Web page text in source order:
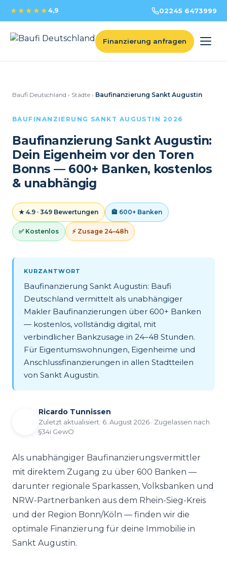
★★★★★ 4,9 02245 6473999
Finanzierung anfragen
Baufi Deutschland › Städte › Baufinanzierung Sankt Augustin
BAUFINANZIERUNG SANKT AUGUSTIN 2026
Baufinanzierung Sankt Augustin:
Dein Eigenheim vor den Toren
Bonns — 600+ Banken, kostenlos
& unabhängig
★ 4.9 · 349 Bewertungen 🏦 600+ Banken
✅ Kostenlos ⚡ Zusage 24–48h
KURZANTWORT
Baufinanzierung Sankt Augustin: Baufi
Deutschland vermittelt als unabhängiger
Makler Baufinanzierungen über 600+ Banken
— kostenlos, vollständig digital, mit
verbindlicher Bankzusage in 24–48 Stunden.
Für Eigentumswohnungen, Eigenheime und
Anschlussfinanzierungen in allen Stadtteilen
von Sankt Augustin.
Ricardo Tunnissen
Zuletzt aktualisiert: 6. August 2026 · Zugelassen nach
§34i GewO
Als unabhängiger Baufinanzierungsvermittler
mit direktem Zugang zu über 600 Banken —
darunter regionale Sparkassen, Volksbanken und
NRW-Partnerbanken aus dem Rhein-Sieg-Kreis
und der Region Bonn/Köln — finden wir die
optimale Finanzierung für deine Immobilie in
Sankt Augustin.